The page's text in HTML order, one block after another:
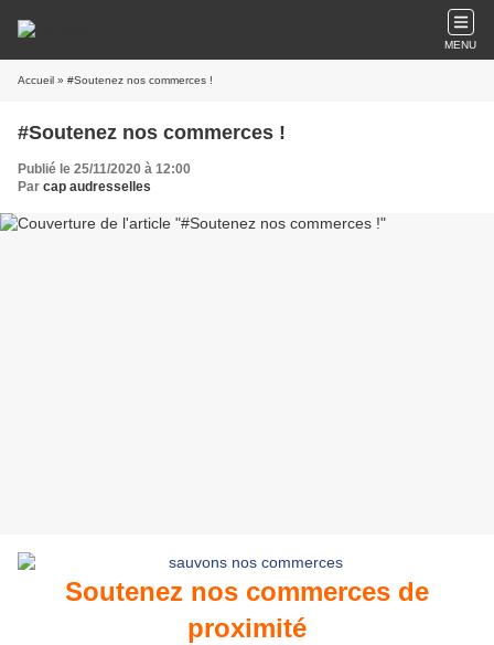
MENU
Accueil » #Soutenez nos commerces !
#Soutenez nos commerces !
Publié le 25/11/2020 à 12:00
Par cap audresselles
Soutenez nos commerces de
proximité